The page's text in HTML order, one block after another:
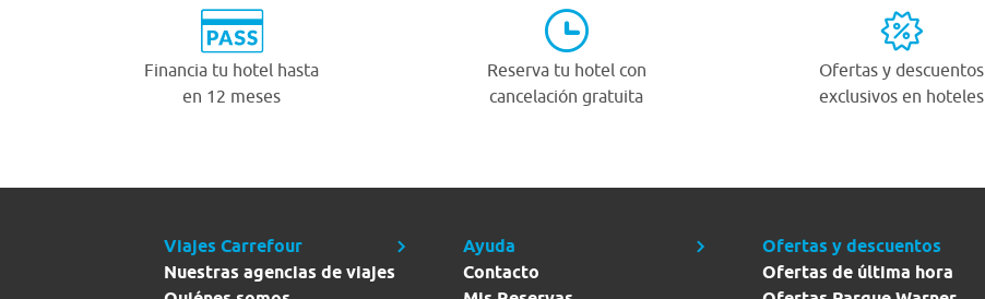
Financia tu hotel hasta
en 12 meses
Reserva tu hotel con
cancelación gratuita
Ofertas y descuentos
exclusivos en hoteles
Viajes Carrefour
Nuestras agencias de viajes
Ayuda
Contacto
Ofertas y descuentos
Ofertas de última hora